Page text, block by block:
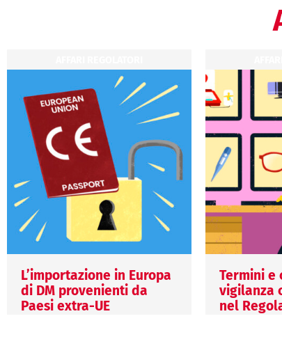
L’importazione in Europa
di DM provenienti da
Paesi extra-UE
Termini e
vigilanza
nel